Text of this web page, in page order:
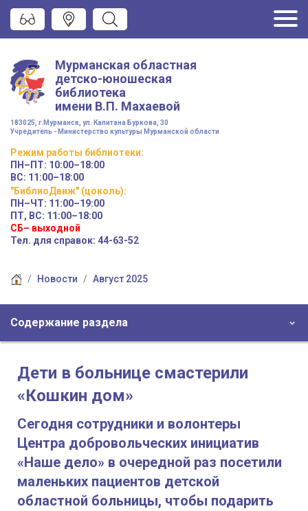
Мурманская областная
детско-юношеская
библиотека
имени В.П. Махаевой
183025, г.Мурманск, ул. Капитана Буркова, 30
Учредитель - Министерство культуры Мурманской области
Режим работы библиотеки:
ПН–ПТ: 10:00–18:00
ВС: 11:00–18:00
"БиблиоДвиж" (цоколь):
ПН–ЧТ: 11:00–19:00
ПТ, ВС: 11:00–18:00
СБ– выходной
Тел. для справок: 44-63-52
Новости Август 2025
Содержание раздела
Дети в больнице смастерили
«Кошкин дом»
Сегодня сотрудники и волонтеры
Центра добровольческих инициатив
«Наше дело» в очередной раз посетили
маленьких пациентов детской
областной больницы, чтобы подарить